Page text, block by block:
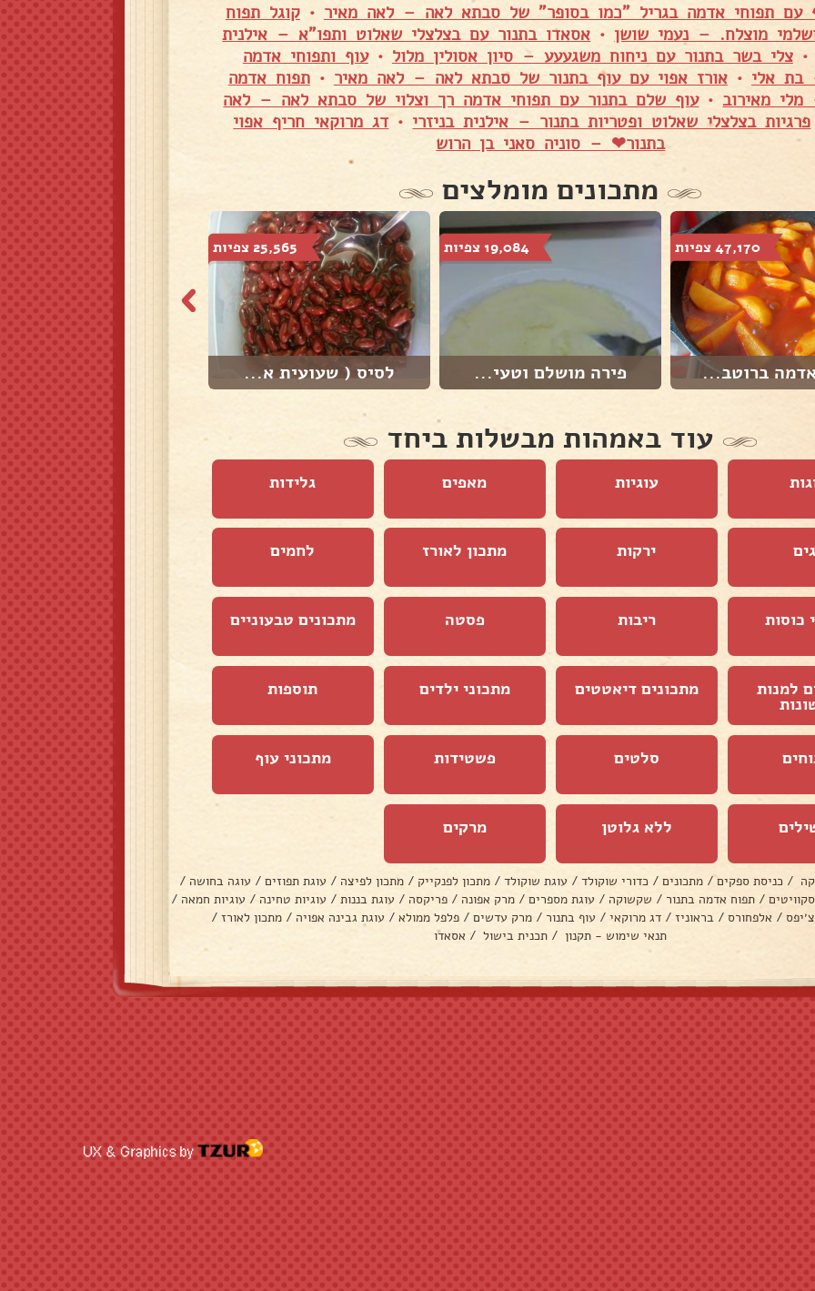
עם תפוחי אדמה בגריל "כמו בסופר" של סבתא לאה – לאה מאיר •קוגל תפוח
מוצלח. – נעמי שושן•אסאדו בתנור עם בצלצלי שאלוט ותפו"א – אילנית
•צלי בשר בתנור עם ניחוח משגעעע – סיון אסולין מלול•עוף ותפוחי אדמה
בת אלי •אורז אפוי עם עוף בתנור של סבתא לאה – לאה מאיר•תפוח אדמה
מאירוב•עוף שלם בתנור עם תפוחי אדמה רך וצלוי של סבתא לאה – לאה
פרגיות בצלצלי שאלוט ופטריות בתנור – אילנית בניזרי•דג מרוקאי חריף אפוי
בתנור❤ – סוניה סאני בן הרוש
מתכונים מומלצים
47,170 צפיות
ברוטב...
19,084 צפיות
פירה מושלם וטעי...
25,565 צפיות
לסיס ( שעועית א...
עוד באמהות מבשלות ביחד
עוגיות מאפים גלידות
ירקות מתכון לאורז לחמים
כוסות ריבות פסטה מתכונים טבעוניים
למנות מתכונים דיאטטים מתכוני ילדים תוספות
סלטים פשטידות מתכוני עוף
ללא גלוטן מרקים
/ כניסת ספקים / מתכונים / כדורי שוקולד / עוגת שוקולד / מתכון לפנקייק / מתכון לפיצה / עוגת תפוזים / עוגה בחושה /
/ תפוח אדמה בתנור / שקשוקה / עוגת מספרים / מרק אפונה / פריקסה / עוגת בננות / עוגיות טחינה / עוגיות חמאה /
/ אלפחורס / בראוניז / דג מרוקאי / עוף בתנור / מרק עדשים / פלפל ממולא / עוגת גבינה אפויה / מתכון לאורז /
תנאי שימוש - תקנון / תכנית בישול / אסאדו